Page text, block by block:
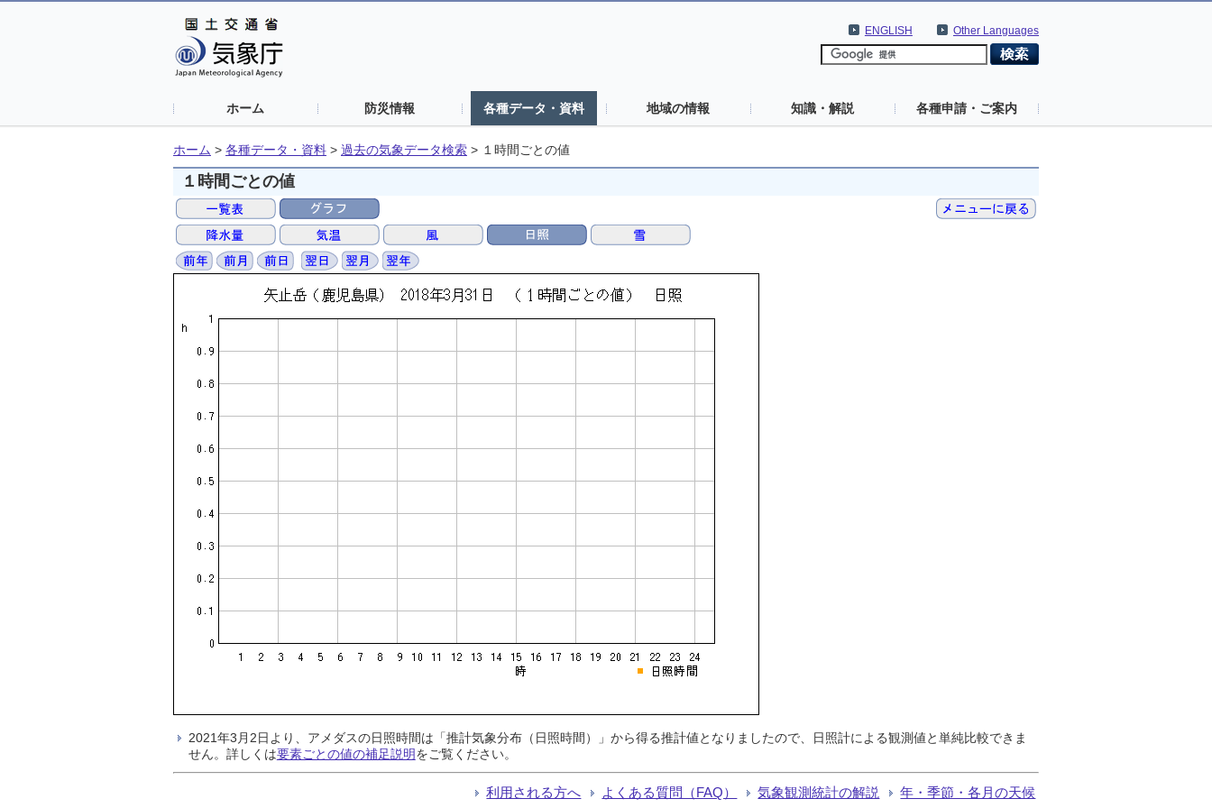
Other Languages
ENGLISH
ホーム 防災情報 各種データ・資料 地域の情報 知識・解説 各種申請・ご案内
ホーム > 各種データ・資料 > 過去の気象データ検索 > １時間ごとの値
１時間ごとの値
2021年3月2日より、アメダスの日照時間は「推計気象分布（日照時間）」から得る推計値となりましたので、日照計による観測値と単純比較できま
せん。詳しくは要素ごとの値の補足説明をご覧ください。
利用される方へ よくある質問（FAQ） 気象観測統計の解説 年・季節・各月の天候